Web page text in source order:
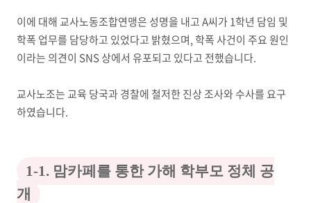
이에 대해 교사노동조합연맹은 성명을 내고 A씨가 1학년 담임 및
학폭 업무를 담당하고 있었다고 밝혔으며, 학폭 사건이 주요 원인
이라는 의견이 SNS 상에서 유포되고 있다고 전했습니다.
교사노조는 교육 당국과 경찰에 철저한 진상 조사와 수사를 요구
하였습니다.
1-1. 맘카페를 통한 가해 학부모 정체 공
개